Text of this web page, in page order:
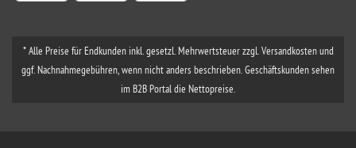
* Alle Preise für Endkunden inkl. gesetzl. Mehrwertsteuer zzgl. Versandkosten und
ggf. Nachnahmegebühren, wenn nicht anders beschrieben. Geschäftskunden sehen
im B2B Portal die Nettopreise.